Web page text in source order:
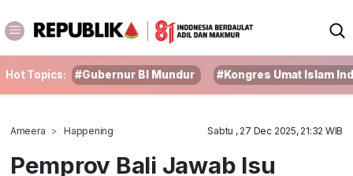
Hot Topics: #Gubernur BI Mundur #Kongres Umat Islam
Ameera Happening Sabtu , 27 Dec 2025, 21:32 WIB
Pemprov Bali Jawab Isu